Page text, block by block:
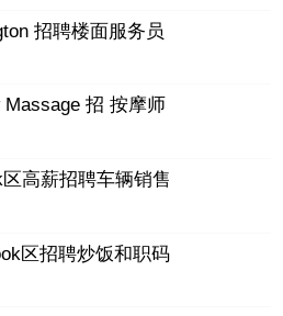
招聘楼面服务员
Massage 招 按摩师
高薪招聘车辆销售
区招聘炒饭和职码